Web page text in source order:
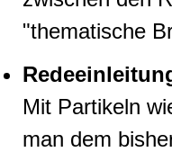
"thematische
Mit Partikeln
man dem